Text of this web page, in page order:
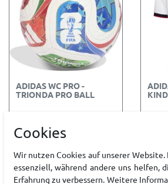
ADIDAS WC PRO -
TRIONDA PRO BALL
Cookies
Wir nutzen Cookies auf unserer
essenziell, während andere uns helfen,
Erfahrung zu verbessern. Weitere